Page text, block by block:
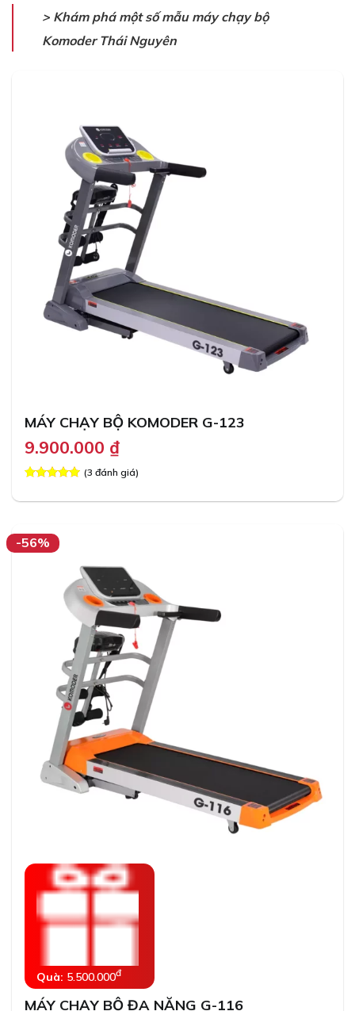
> Khám phá một số mẫu máy chạy bộ
Komoder Thái Nguyên
MÁY CHẠY BỘ KOMODER G-123
9.900.000 ₫
dựa trên
(3 đánh giá)
-56%
Quà: 5.500.000đ
MÁY CHẠY BỘ ĐA NĂNG G-116